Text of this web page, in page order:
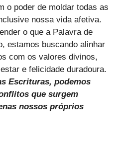
o poder de moldar todas as
nossa vida afetiva.
o que a Palavra de
estamos buscando alinhar
com os valores divinos,
e felicidade duradoura.
Escrituras, podemos
que surgem
nossos próprios